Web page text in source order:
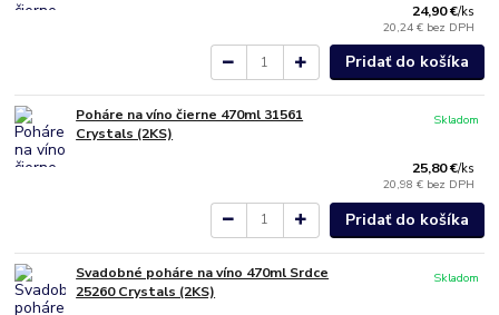
24,90 €/ks
20,24 € bez DPH
Pridať do košíka
Poháre na víno čierne 470ml 31561
Crystals (2KS)
25,80 €/ks
20,98 € bez DPH
Skladom
Pridať do košíka
Svadobné poháre na víno 470ml Srdce
25260 Crystals (2KS)
Skladom